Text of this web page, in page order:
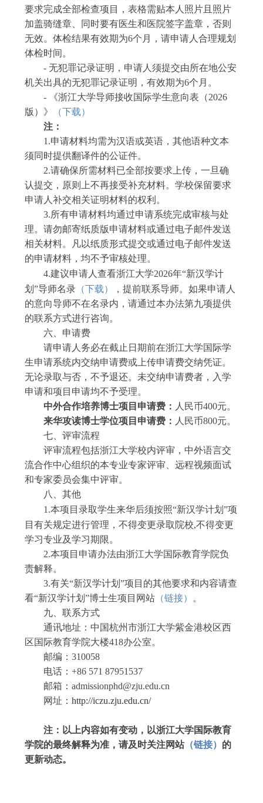
要求完成全部检查项目，表格需贴本人照片 且 照片
加盖骑缝章、 同时要有医生和医院签字盖章 ， 否则
无效。 体检结果有效期为6个月，请申请人合理规划
体检时间。
- 无犯罪记录证明，申请人须提交由所在地公安
机关出具的无犯罪记录证明，有效期为6个月。
-
《浙江大学导师接收国际学生意向表（2026
版）》
（下载）
注：
1.申请材料均需为汉语或英语，其他语种文本
须同时提供翻译件的公证件。
2.请确保所需材料已全部按要求上传，一旦确
认提交，原则上不再接受补充材料。学校保留要求
申请人补交相关证明材料的权利。
3.所有申请材料均通过申请系统完成审核与处
理。请勿邮寄纸质版申请材料或通过电子邮件发送
相关材料。凡以纸质形式提交或通过电子邮件发送
的申请材料，均不予审核处理。
4.建议申请人查看浙江大学2026年“新汉学计
划”导师名录 （下载）
，提前联系导师。如果申请人
的意向导师不在名录内，请通过本办法第九项提供
的联系方式进行咨询。
六、 申请费
请申请人 务必在截止日期前在浙江大学国际学
生申请系统内交纳申请费或上传申请费交纳凭证。
无论录取与否，不予退还。未交纳申请费者，入学
申请和项目 申请均不予受理。
中外合作培养博士项目 申请费： 人民币400元。
来华攻读博士学位项目申请费： 人民币800元。
七
评审流程
评审流程包括浙江大学校内评审，中外语言交
流合作中心组织的本专业专家评审
远程视频面试
和专家委员会集中评审。
八
、其他
1.本项目 录取学生来华后须按照“新汉学计划 ”项
目 有关规定进行管理 ， 不得变更录取院校,不得变更
学习专业及学习期限。
2.本项目 申请办法由浙江大学国际教育学院负
责解释。
3.有关“新汉学计划 ”项目 的其他要求和内容请查
看“新汉学计划 ”博士生项目网站 （链接）
。
九 、联系方式
通讯地址：中国杭州市浙江大学紫金港校区西
区国际教育学院大楼418办公室。
邮编： 310058
电话： +86 571 87951537
邮箱： admissionphd@zju.edu.cn
网址： http://iczu.zju.edu.cn/
注： 以上内容如有变动，以浙江大学国际教育
学院的最终解释为准，请及时关注网站（链接） 的
更新动态。